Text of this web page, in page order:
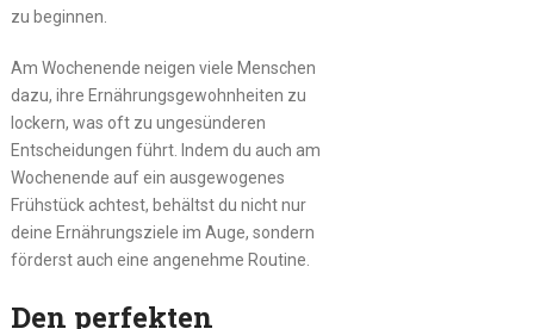
zu beginnen.
Am Wochenende neigen viele Menschen
dazu, ihre Ernährungsgewohnheiten zu
lockern, was oft zu ungesünderen
Entscheidungen führt. Indem du auch am
Wochenende auf ein ausgewogenes
Frühstück achtest, behältst du nicht nur
deine Ernährungsziele im Auge, sondern
förderst auch eine angenehme Routine.
Den perfekten